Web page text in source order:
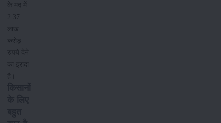
के मद में
2.37
लाख
करोड़
रुपये देने
का इरादा
है।